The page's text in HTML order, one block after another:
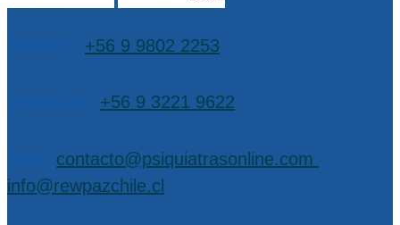
+56 9 9802 2253
+56 9 3221 9622
contacto@psiquiatrasonline.com
info@rewpazchile.cl